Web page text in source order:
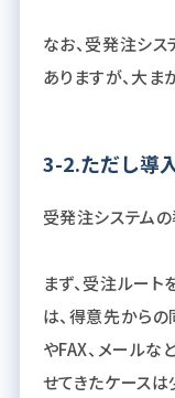
なお、受発注シ
ありますが、大ま
3-2.ただし導
受発注システム
まず、受注ルー
は、得意先から
やFAX、メール
せてきたケースは